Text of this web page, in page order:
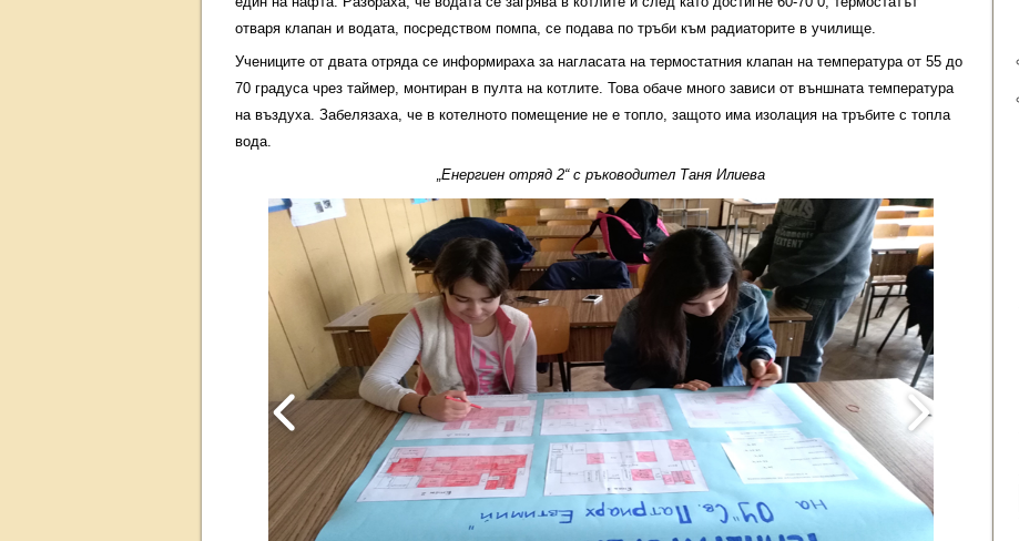
отваря клапан и водата, посредством помпа, се подава по тръби към радиаторите в училище.
Учениците от двата отряда се информираха за нагласата на термостатния клапан на температура от 55 до
70 градуса чрез таймер, монтиран в пулта на котлите. Това обаче много зависи от външната температура
на въздуха. Забелязаха, че в котелното помещение не е топло, защото има изолация на тръбите с топла
вода.
„Енергиен отряд 2“ с ръководител Таня Илиева